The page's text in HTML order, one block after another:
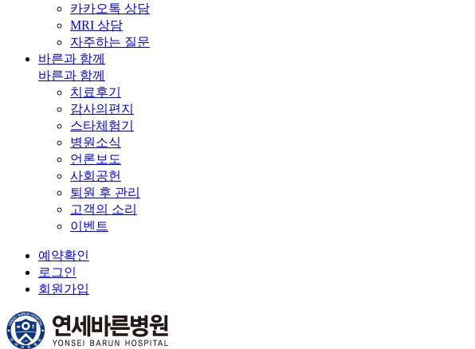
카카오톡 상담
MRI 상담
자주하는 질문
바른과 함께
바른과 함께
치료후기
감사의편지
스타체험기
병원소식
언론보도
사회공헌
퇴원 후 관리
고객의 소리
이벤트
예약확인
로그인
회원가입